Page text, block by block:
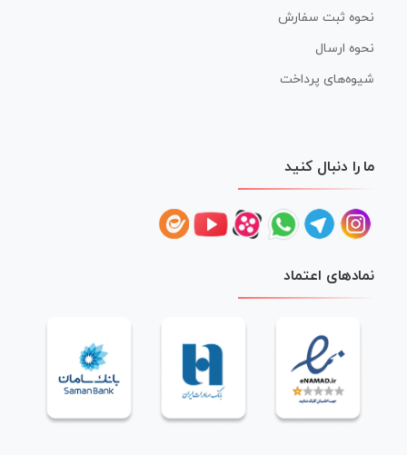
نحوه ثبت سفارش
نحوه ارسال
شیوه‌های پرداخت
ما را دنبال کنید
نمادهای اعتماد